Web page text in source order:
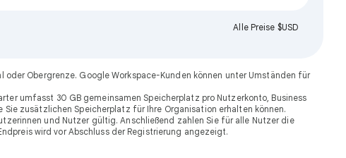
Alle Preise $USD
Obergrenze. Google Workspace-Kunden können unter Umständen für
umfasst 30 GB gemeinsamen Speicherplatz pro Nutzerkonto, Business
zusätzlichen Speicherplatz für Ihre Organisation erhalten können.
und Nutzer gültig. Anschließend zahlen Sie für alle Nutzer die
wird vor Abschluss der Registrierung angezeigt.